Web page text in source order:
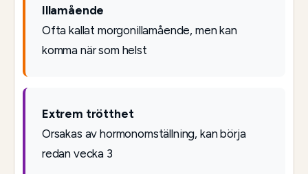
Illamående
Ofta kallat morgonillamående, men kan
komma när som helst
Extrem trötthet
Orsakas av hormonomställning, kan börja
redan vecka 3